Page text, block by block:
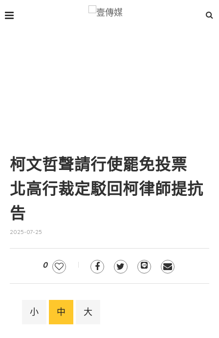
柯文哲聲請行使罷免投票
北高行裁定駁回柯律師提抗
告
2025-07-25
0
小 中 大